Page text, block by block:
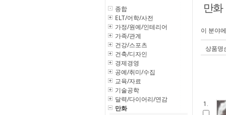
종합
ELT/어학/사전
가정/원예/인테리어
가족/관계
건강/스포츠
건축/디자인
경제경영
공예/취미/수집
교육/자료
기술공학
달력/다이어리/연감
만화
만화
이 분야
상품명
1.